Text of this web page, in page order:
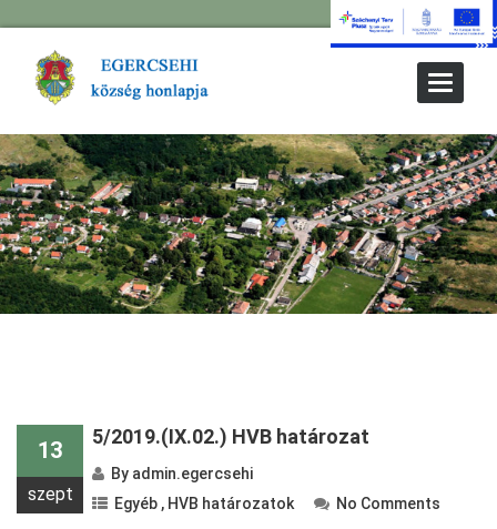
Toggle
13
szept
5/2019.(IX.02.) HVB határozat
By admin.egercsehi
Egyéb , HVB határozatok No Comments